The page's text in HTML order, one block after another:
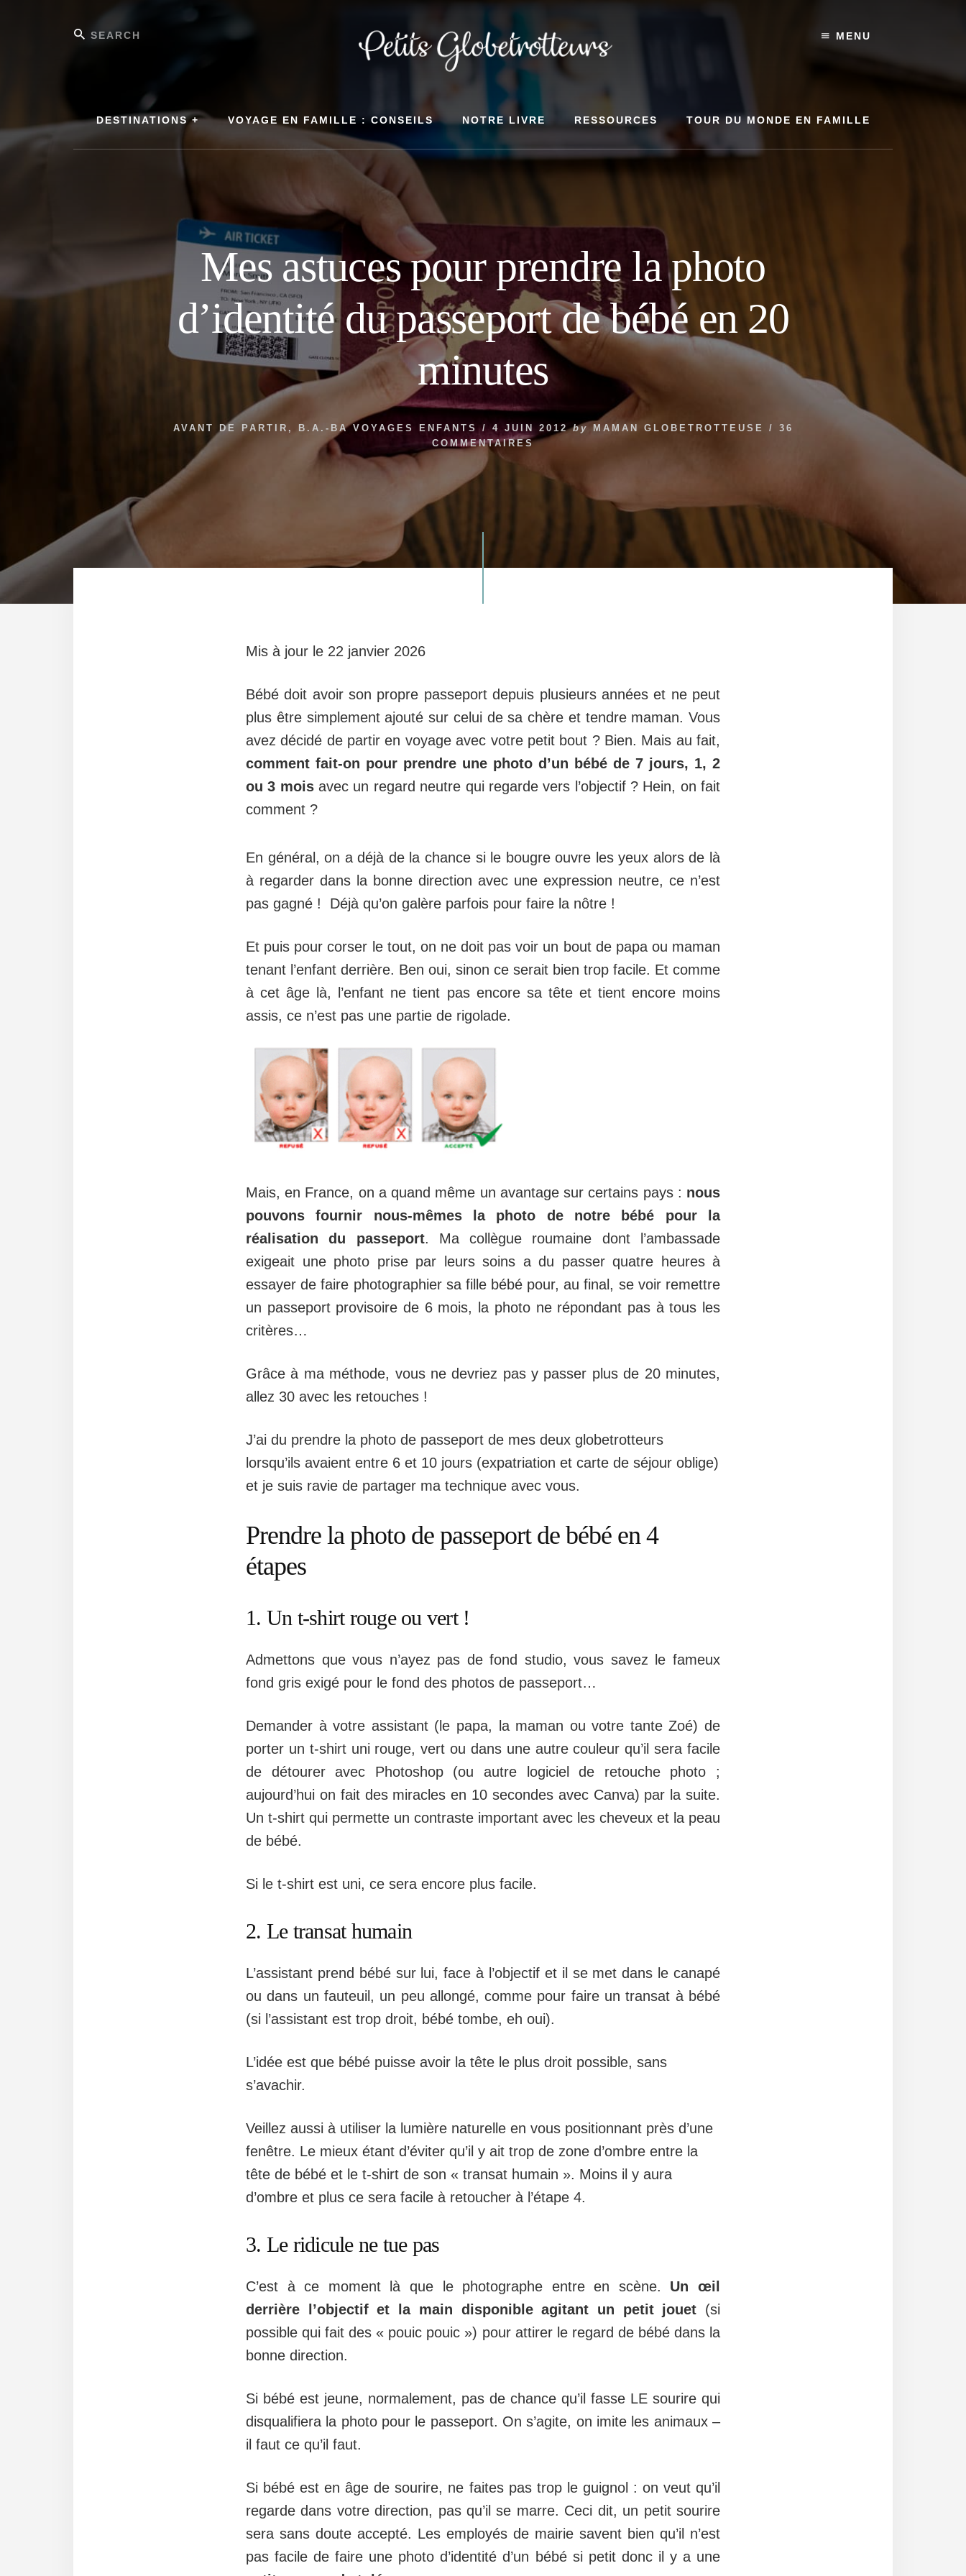
MENU
Search
DESTINATIONS + VOYAGE EN FAMILLE : CONSEILS NOTRE LIVRE RESSOURCES TOUR DU MONDE EN FAMILLE
Mes astuces pour prendre la photo
d’identité du passeport de bébé en 20
minutes
AVANT DE PARTIR , B.A.-BA VOYAGES ENFANTS / 4 JUIN 2012 by MAMAN GLOBETROTTEUSE / 36
COMMENTAIRES
Mis à jour le 22 janvier 2026
Bébé doit avoir son propre passeport depuis plusieurs années et ne peut
plus être simplement ajouté sur celui de sa chère et tendre maman. Vous
avez décidé de partir en voyage avec votre petit bout ? Bien. Mais au fait,
comment fait-on pour prendre une photo d’un bébé de 7 jours, 1, 2
ou 3 moisavec un regard neutre qui regarde vers l’objectif ? Hein, on fait
comment ?
En général, on a déjà de la chance si le bougre ouvre les yeux alors de là
à regarder dans la bonne direction avec une expression neutre, ce n’est
pas gagné ! Déjà qu’on galère parfois pour faire la nôtre !
Et puis pour corser le tout, on ne doit pas voir un bout de papa ou maman
tenant l’enfant derrière. Ben oui, sinon ce serait bien trop facile. Et comme
à cet âge là, l’enfant ne tient pas encore sa tête et tient encore moins
assis, ce n’est pas une partie de rigolade.
Mais, en France, on a quand même un avantage sur certains pays : nous
pouvons fournir nous-mêmes la photo de notre bébé pour la
réalisation du passeport. Ma collègue roumaine dont l’ambassade
exigeait une photo prise par leurs soins a du passer quatre heures à
essayer de faire photographier sa fille bébé pour, au final, se voir remettre
un passeport provisoire de 6 mois, la photo ne répondant pas à tous les
critères…
Grâce à ma méthode, vous ne devriez pas y passer plus de 20 minutes,
allez 30 avec les retouches !
J’ai du prendre la photo de passeport de mes deux globetrotteurs
lorsqu’ils avaient entre 6 et 10 jours (expatriation et carte de séjour oblige)
et je suis ravie de partager ma technique avec vous.
Prendre la photo de passeport de bébé en 4
étapes
1. Un t-shirt rouge ou vert !
Admettons que vous n’ayez pas de fond studio, vous savez le fameux
fond gris exigé pour le fond des photos de passeport…
Demander à votre assistant (le papa, la maman ou votre tante Zoé) de
porter un t-shirt uni rouge, vert ou dans une autre couleur qu’il sera facile
de détourer avec Photoshop (ou autre logiciel de retouche photo ;
aujourd’hui on fait des miracles en 10 secondes avec Canva) par la suite.
Un t-shirt qui permette un contraste important avec les cheveux et la peau
de bébé.
Si le t-shirt est uni, ce sera encore plus facile.
2. Le transat humain
L’assistant prend bébé sur lui, face à l’objectif et il se met dans le canapé
ou dans un fauteuil, un peu allongé, comme pour faire un transat à bébé
(si l’assistant est trop droit, bébé tombe, eh oui).
L’idée est que bébé puisse avoir la tête le plus droit possible, sans
s’avachir.
Veillez aussi à utiliser la lumière naturelle en vous positionnant près d’une
fenêtre. Le mieux étant d’éviter qu’il y ait trop de zone d’ombre entre la
tête de bébé et le t-shirt de son « transat humain ». Moins il y aura
d’ombre et plus ce sera facile à retoucher à l’étape 4.
3. Le ridicule ne tue pas
C’est à ce moment là que le photographe entre en scène. Un œil
derrière l’objectif et la main disponible agitant un petit jouet (si
possible qui fait des « pouic pouic ») pour attirer le regard de bébé dans la
bonne direction.
Si bébé est jeune, normalement, pas de chance qu’il fasse LE sourire qui
disqualifiera la photo pour le passeport. On s’agite, on imite les animaux –
il faut ce qu’il faut.
Si bébé est en âge de sourire, ne faites pas trop le guignol : on veut qu’il
regarde dans votre direction, pas qu’il se marre. Ceci dit, un petit sourire
sera sans doute accepté. Les employés de mairie savent bien qu’il n’est
pas facile de faire une photo d’identité d’un bébé si petit donc il y a une